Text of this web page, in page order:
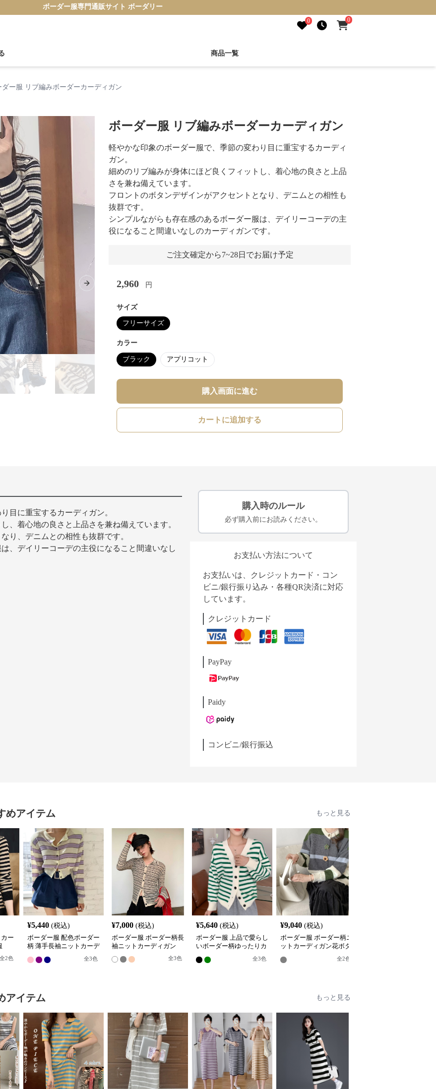
ボーダー服専門通販サイト ボーダリー
0 0
商品一覧
ダー服 リブ編みボーダーカーディガン
Next slide
ボーダー服 リブ編みボーダーカーディガン
軽やかな印象のボーダー服で、季節の変わり目に重宝するカーディ
ガン。
細めのリブ編みが身体にほど良くフィットし、着心地の良さと上品
さを兼ね備えています。
フロントのボタンデザインがアクセントとなり、デニムとの相性も
抜群です。
シンプルながらも存在感のあるボーダー服は、デイリーコーデの主
役になること間違いなしのカーディガンです。
ご注文確定から7~28日でお届け予定
2,960 円
サイズ
フリーサイズ
カラー
ブラック アプリコット
購入画面に進む
カートに追加する
目に重宝するカーディガン。
、着心地の良さと上品さを兼ね備えています。
り、デニムとの相性も抜群です。
、デイリーコーデの主役になること間違いなし
購入時のルール
必ず購入前にお読みください。
お支払い方法について
お支払いは、クレジットカード・コン
ビニ/銀行振り込み・各種QR決済に対応
しています。
クレジットカード
PayPay
Paidy
コンビニ/銀行振込
めアイテム もっと見る
ー
全2色
¥5,440 (税込)
ボーダー服 配色ボーダー
柄 薄手長袖ニットカーデ
全3色
¥7,000 (税込)
ボーダー服 ボーダー柄長
袖ニットカーディガン
全3色
¥5,640 (税込)
ボーダー服 上品で愛らし
いボーダー柄ゆったりカ
全3色
¥9,040 (税込)
ボーダー服 ボーダー柄ニ
ットカーディガン花ボタ
全2色
アイテム もっと見る